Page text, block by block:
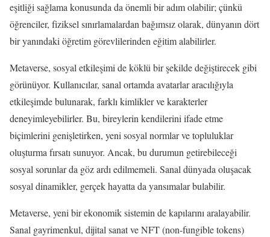
eşitliği sağlama konusunda da önemli bir adım olabilir; çünkü
öğrenciler, fiziksel sınırlamalardan bağımsız olarak, dünyanın dört
bir yanındaki öğretim görevlilerinden eğitim alabilirler.
Metaverse, sosyal etkileşimi de köklü bir şekilde değiştirecek gibi
görünüyor. Kullanıcılar, sanal ortamda avatarlar aracılığıyla
etkileşimde bulunarak, farklı kimlikler ve karakterler
deneyimleyebilirler. Bu, bireylerin kendilerini ifade etme
biçimlerini genişletirken, yeni sosyal normlar ve topluluklar
oluşturma fırsatı sunuyor. Ancak, bu durumun getirebileceği
sosyal sorunlar da göz ardı edilmemeli. Sanal dünyada oluşacak
sosyal dinamikler, gerçek hayatta da yansımalar bulabilir.
Metaverse, yeni bir ekonomik sistemin de kapılarını aralayabilir.
Sanal gayrimenkul, dijital sanat ve NFT (non-fungible tokens)